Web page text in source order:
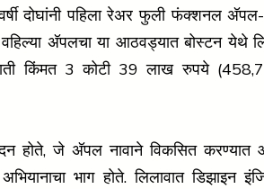
दोघांनी पहिला रेअर फुली फंक्शनल
वहिल्या अ‍ॅपलचा या आठवड्यात बोस्टन येथे
किंमत 3 कोटी 39 लाख रुपये
होते, जे अ‍ॅपल नावाने विकसित
भाग होते. लिलावात डिझाइन